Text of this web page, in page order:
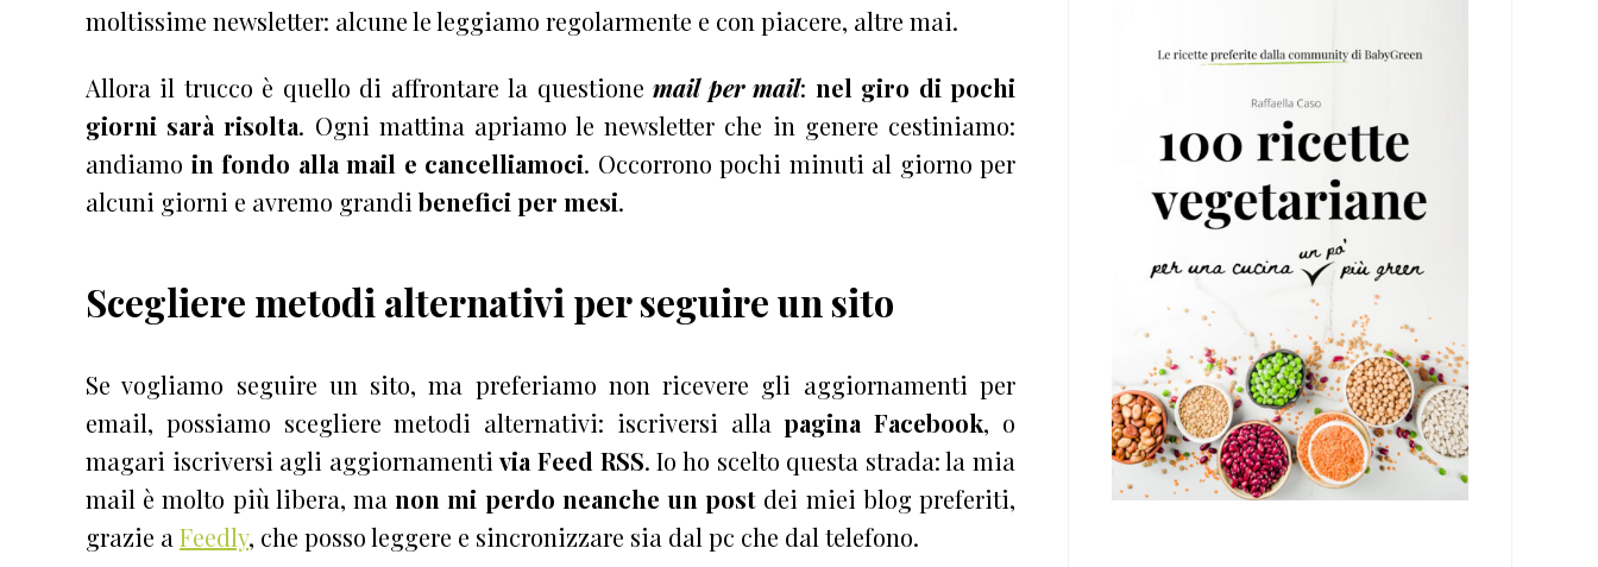
moltissime newsletter: alcune le leggiamo regolarmente e con piacere, altre mai.
Allora il trucco è quello di affrontarela questione mail per mail: nel giro di pochi
giorni sarà risolta. Ogni mattina apriamo le newsletter che in genere cestiniamo:
andiamo in fondo alla mail e cancelliamoci. Occorrono pochi minuti al giorno per
alcuni giorni e avremo grandibenefici per mesi.
Scegliere metodi alternativi per seguire un sito
Se vogliamo seguire un sito, ma preferiamo non ricevere gli aggiornamenti per
email, possiamo scegliere metodi alternativi: iscriversi allapagina Facebook, o
magari iscriversi agli aggiornamentivia Feed RSS. Io ho scelto questa strada: la mia
mail è molto più libera, manon mi perdo neanche un post dei miei blog preferiti,
grazie a Feedly, che posso leggere e sincronizzare sia dal pc che dal telefono.